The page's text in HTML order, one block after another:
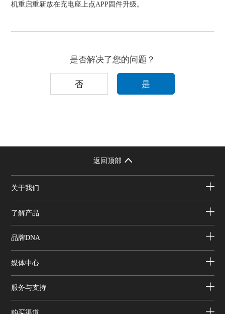
机重启重新放在充电座上点APP固件升级。
是否解决了您的问题？
否 是
返回顶部
关于我们
了解产品
品牌DNA
媒体中心
服务与支持